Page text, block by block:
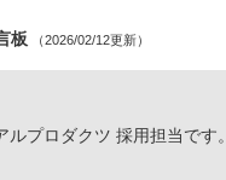
板 （2026/02/12更新）
ルプロダクツ 採用担当です。